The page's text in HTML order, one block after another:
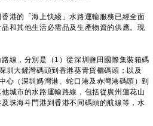
的「海上快綫」水路運輸服務已經全面
和其他生活必需品及生產物資的供應。現
，分別是（1）從深圳鹽田國際集裝箱碼
圳大鏟灣碼頭到香港葵青貨櫃碼頭；以及
心（深圳媽灣港、蛇口港及赤灣港碼頭）到
城市的水路運輸路線，包括從廣州蓮花山
珠海斗門港到香港不同碼頭的航線等，水